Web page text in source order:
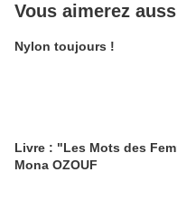
Vous aimerez
Nylon toujours !
Livre : "Les Mots des
Mona OZOUF